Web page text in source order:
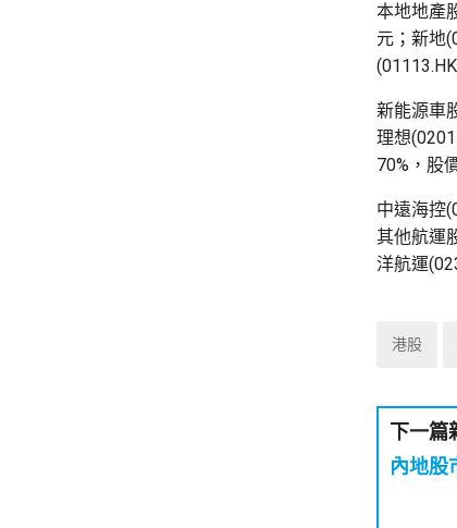
本地地產
元；新地
新能源車
理想
70%，股
中遠海控
其他航運
洋航運
港股
下一篇
內地股